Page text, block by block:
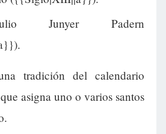
Junyer Padern
tradición del calendario
asigna uno o varios santos